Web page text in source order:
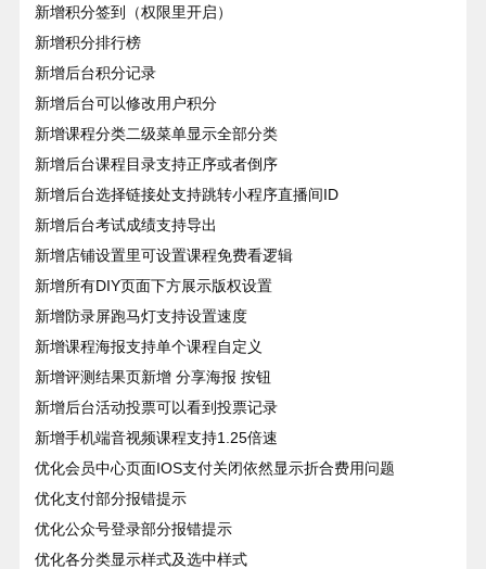
新增积分签到（权限里开启）
新增积分排行榜
新增后台积分记录
新增后台可以修改用户积分
新增课程分类二级菜单显示全部分类
新增后台课程目录支持正序或者倒序
新增后台选择链接处支持跳转小程序直播间ID
新增后台考试成绩支持导出
新增店铺设置里可设置课程免费看逻辑
新增所有DIY页面下方展示版权设置
新增防录屏跑马灯支持设置速度
新增课程海报支持单个课程自定义
新增评测结果页新增 分享海报 按钮
新增后台活动投票可以看到投票记录
新增手机端音视频课程支持1.25倍速
优化会员中心页面IOS支付关闭依然显示折合费用问题
优化支付部分报错提示
优化公众号登录部分报错提示
优化各分类显示样式及选中样式